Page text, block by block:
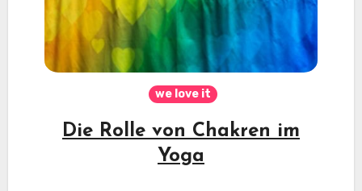
we love it
Die Rolle von Chakren im
Yoga